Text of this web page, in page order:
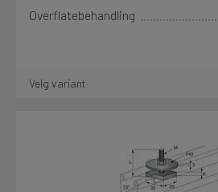
Overflatebehandling
Velg variant